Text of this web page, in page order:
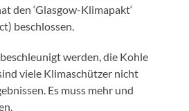
den ‘Glasgow-Klimapakt‘
beschlossen.
werden, die Kohle
viele Klimaschützer nicht
Es muss mehr und